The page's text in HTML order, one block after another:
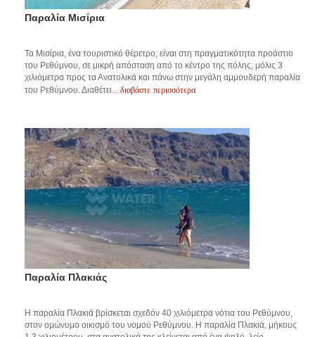
Παραλία Μισίρια
Τα Μισίρια, ένα τουριστικό θέρετρο, είναι στη πραγματικότητα προάστιο
του Ρεθύμνου, σε μικρή απόσταση από το κέντρο της πόλης, μόλις 3
χιλιόμετρα προς τα Ανατολικά και πάνω στην μεγάλη αμμουδερή παραλία
του Ρεθύμνου. Διαθέτει... διαβάστε περισσότερα
Παραλία Πλακιάς
Η παραλία Πλακιά βρίσκεται σχεδόν 40 χιλιόμετρα νότια του Ρεθύμνου,
στον ομώνυμο οικισμό του νομού Ρεθύμνου. Η παραλία Πλακιά, μήκους